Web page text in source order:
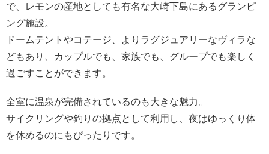
で、レモンの産地としても有名な大崎下島にあるグランピ
ング施設。
ドームテントやコテージ、よりラグジュアリーなヴィラな
どもあり、カップルでも、家族でも、グループでも楽しく
過ごすことができます。
全室に温泉が完備されているのも大きな魅力。
サイクリングや釣りの拠点として利用し、夜はゆっくり体
を休めるのにもぴったりです。